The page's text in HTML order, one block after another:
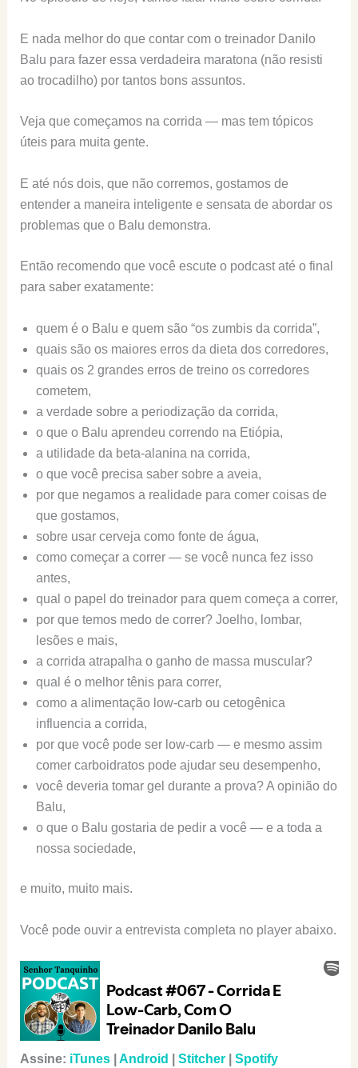
E nada melhor do que contar com o treinador Danilo
Balu para fazer essa verdadeira maratona (não resisti
ao trocadilho) por tantos bons assuntos.
Veja que começamos na corrida — mas tem tópicos
úteis para muita gente.
E até nós dois, que não corremos, gostamos de
entender a maneira inteligente e sensata de abordar os
problemas que o Balu demonstra.
Então recomendo que você escute o podcast até o final
para saber exatamente:
quem é o Balu e quem são “os zumbis da corrida”,
quais são os maiores erros da dieta dos corredores,
quais os 2 grandes erros de treino os corredores
cometem,
a verdade sobre a periodização da corrida,
o que o Balu aprendeu correndo na Etiópia,
a utilidade da beta-alanina na corrida,
o que você precisa saber sobre a aveia,
por que negamos a realidade para comer coisas de
que gostamos,
sobre usar cerveja como fonte de água,
como começar a correr — se você nunca fez isso
antes,
qual o papel do treinador para quem começa a correr,
por que temos medo de correr? Joelho, lombar,
lesões e mais,
a corrida atrapalha o ganho de massa muscular?
qual é o melhor tênis para correr,
como a alimentação low-carb ou cetogênica
influencia a corrida,
por que você pode ser low-carb — e mesmo assim
comer carboidratos pode ajudar seu desempenho,
você deveria tomar gel durante a prova? A opinião do
Balu,
o que o Balu gostaria de pedir a você — e a toda a
nossa sociedade,
e muito, muito mais.
Você pode ouvir a entrevista completa no player abaixo.
Assine: iTunes| Android Stitcher| Spotify